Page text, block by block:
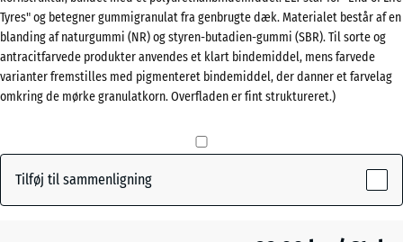
Murstenrød(active)
Antracit - 4,00 kr.
540
x
540
x
30
Den valgte,
blåmarkerede
Tyres" og betegner gummigranulat fra genbrugte dæk. Materialet består af en
blanding af naturgummi (NR) og styren-butadien-gummi (SBR). Til sorte og
antracitfarvede produkter anvendes et klart bindemiddel, mens farvede
varianter fremstilles med pigmenteret bindemiddel, der danner et farvelag
omkring de mørke granulatkorn. Overfladen er fint struktureret.)
Tilføj til sammenligning